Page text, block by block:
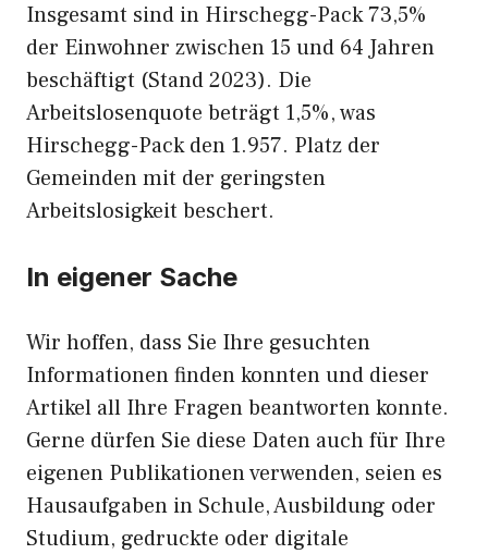
Insgesamt sind in Hirschegg-Pack 73,5%
der Einwohner zwischen 15 und 64 Jahren
beschäftigt (Stand 2023). Die
Arbeitslosenquote beträgt 1,5%, was
Hirschegg-Pack den 1.957. Platz der
Gemeinden mit der geringsten
Arbeitslosigkeit beschert.
In eigener Sache
Wir hoffen, dass Sie Ihre gesuchten
Informationen finden konnten und dieser
Artikel all Ihre Fragen beantworten konnte.
Gerne dürfen Sie diese Daten auch für Ihre
eigenen Publikationen verwenden, seien es
Hausaufgaben in Schule, Ausbildung oder
Studium, gedruckte oder digitale